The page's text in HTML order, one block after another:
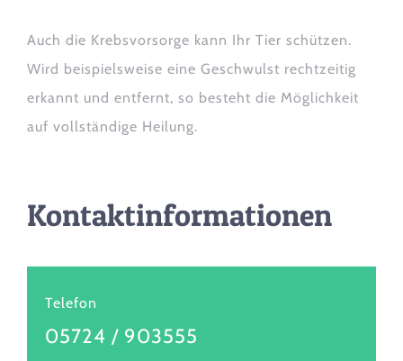
Auch die Krebsvorsorge kann Ihr Tier schützen.
Wird beispielsweise eine Geschwulst rechtzeitig
erkannt und entfernt, so besteht die Möglichkeit
auf vollständige Heilung.
Kontaktinformationen
Telefon
05724 / 903555